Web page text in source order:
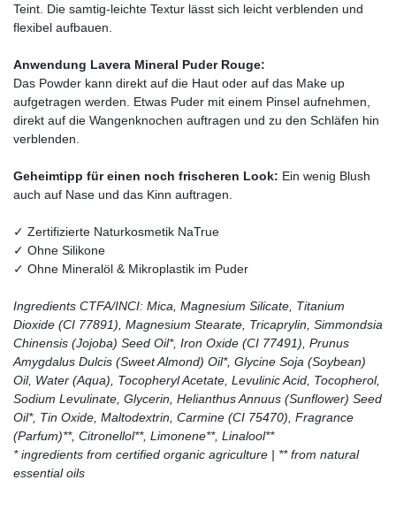
Teint. Die samtig-leichte Textur lässt sich leicht verblenden und
flexibel aufbauen.
Anwendung Lavera Mineral Puder Rouge:
Das Powder kann direkt auf die Haut oder auf das Make up
aufgetragen werden. Etwas Puder mit einem Pinsel aufnehmen,
direkt auf die Wangenknochen auftragen und zu den Schläfen hin
verblenden.
Geheimtipp für einen noch frischeren Look: Ein wenig Blush
auch auf Nase und das Kinn auftragen.
✓ Zertifizierte Naturkosmetik NaTrue
✓ Ohne Silikone
✓ Ohne Mineralöl & Mikroplastik im Puder
Ingredients CTFA/INCI: Mica, Magnesium Silicate, Titanium
Dioxide (CI 77891), Magnesium Stearate, Tricaprylin, Simmondsia
Chinensis (Jojoba) Seed Oil*, Iron Oxide (CI 77491), Prunus
Amygdalus Dulcis (Sweet Almond) Oil*, Glycine Soja (Soybean)
Oil, Water (Aqua), Tocopheryl Acetate, Levulinic Acid, Tocopherol,
Sodium Levulinate, Glycerin, Helianthus Annuus (Sunflower) Seed
Oil*, Tin Oxide, Maltodextrin, Carmine (CI 75470), Fragrance
(Parfum)**, Citronellol**, Limonene**, Linalool**
* ingredients from certified organic agriculture | ** from natural
essential oils